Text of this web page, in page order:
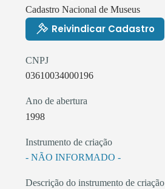
Cadastro Nacional de Museus
Reivindicar Cadastro
CNPJ
03610034000196
Ano de abertura
1998
Instrumento de criação
- NÃO INFORMADO -
Descrição do instrumento de criação